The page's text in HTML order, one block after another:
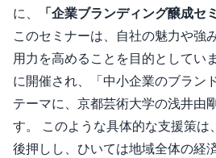
に、
「企業ブランディング醸成セ
このセミナーは、自社の魅力や強
用力を高めることを目的としてい
に開催され、「中小企業のブラン
テーマに、京都芸術大学の浅井由
す。 このような具体的な支援策は
後押しし、ひいては地域全体の経